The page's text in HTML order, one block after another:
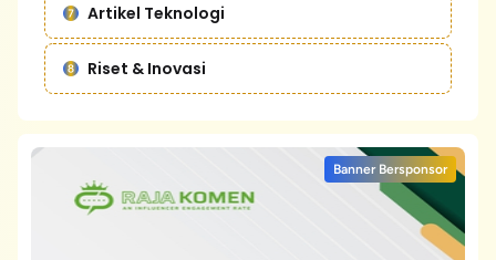
Artikel Teknologi
Riset & Inovasi
Banner Bersponsor